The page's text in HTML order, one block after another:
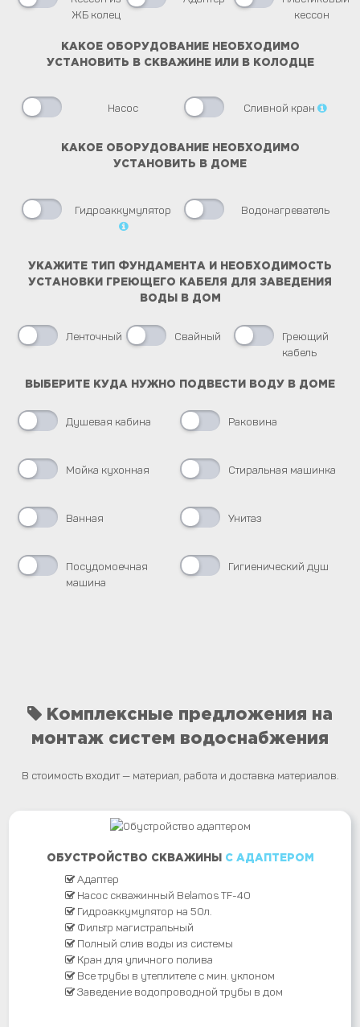
ЖБ колец
кессон
КАКОЕ ОБОРУДОВАНИЕ НЕОБХОДИМО
УСТАНОВИТЬ В СКВАЖИНЕ ИЛИ В КОЛОДЦЕ
Насос Сливной кран
КАКОЕ ОБОРУДОВАНИЕ НЕОБХОДИМО
УСТАНОВИТЬ В ДОМЕ
Гидроаккумулятор Водонагреватель
УКАЖИТЕ ТИП ФУНДАМЕНТА И НЕОБХОДИМОСТЬ
УСТАНОВКИ ГРЕЮЩЕГО КАБЕЛЯ ДЛЯ ЗАВЕДЕНИЯ
ВОДЫ В ДОМ
Ленточный Свайный
Греющий
кабель
ВЫБЕРИТЕ КУДА НУЖНО ПОДВЕСТИ ВОДУ В ДОМЕ
Душевая кабина Раковина
Мойка кухонная Стиральная машинка
Ванная Унитаз
Посудомоечная
машина
Гигиенический душ
Комплексные предложения на
монтаж систем водоснабжения
В стоимость входит — материал, работа и доставка материалов.
ОБУСТРОЙСТВО СКВАЖИНЫ С АДАПТЕРОМ
Адаптер
Насос скважинный Belamos TF-40
Гидроаккумулятор на 50л.
Фильтр магистральный
Полный слив воды из системы
Кран для уличного полива
Все трубы в утеплителе с мин. уклоном
Заведение водопроводной трубы в дом